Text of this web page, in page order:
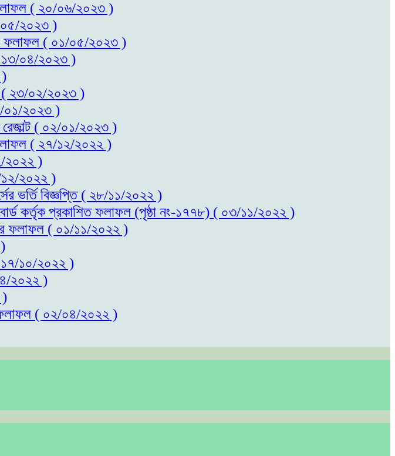
ফলাফল ( ২০/০৬/২০২৩ )
০৫/২০২৩ )
ফলাফল ( ০১/০৫/২০২৩ )
( ১৩/০৪/২০২৩ )
)
( ২৩/০২/২০২৩ )
০১/২০২৩ )
রেজাল্ট ( ০২/০১/২০২৩ )
ফলাফল ( ২৭/১২/২০২২ )
২০২২ )
১২/২০২২ )
ভর্তি বিজ্ঞপ্তি ( ২৮/১১/২০২২ )
কর্তৃক প্রকাশিত ফলাফল (পৃষ্ঠা নং-১৭৭৮) ( ০৩/১১/২০২২ )
ফলাফল ( ০১/১১/২০২২ )
১৭/১০/২০২২ )
২০২২ )
)
ফলাফল ( ০২/০৪/২০২২ )